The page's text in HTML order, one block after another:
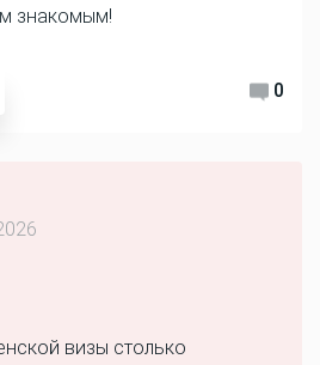
знакомым!
0
визы столько